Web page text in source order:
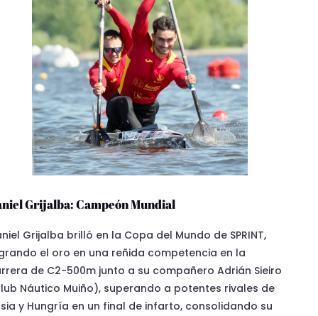
Grijalba: Campeón Mundial
Grijalba brilló en la Copa del Mundo de SPRINT,
el oro en una reñida competencia en la
de C2-500m junto a su compañero Adrián Sieiro
Náutico Muiño), superando a potentes rivales de
y Hungría en un final de infarto, consolidando su